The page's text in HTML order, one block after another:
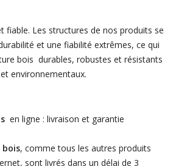
Les structures de nos produits se
et une fiabilité extrêmes, ce qui
bois durables, robustes et résistants
environnementaux.
en ligne : livraison et garantie
bois, comme tous les autres produits
sont livrés dans un délai de 3